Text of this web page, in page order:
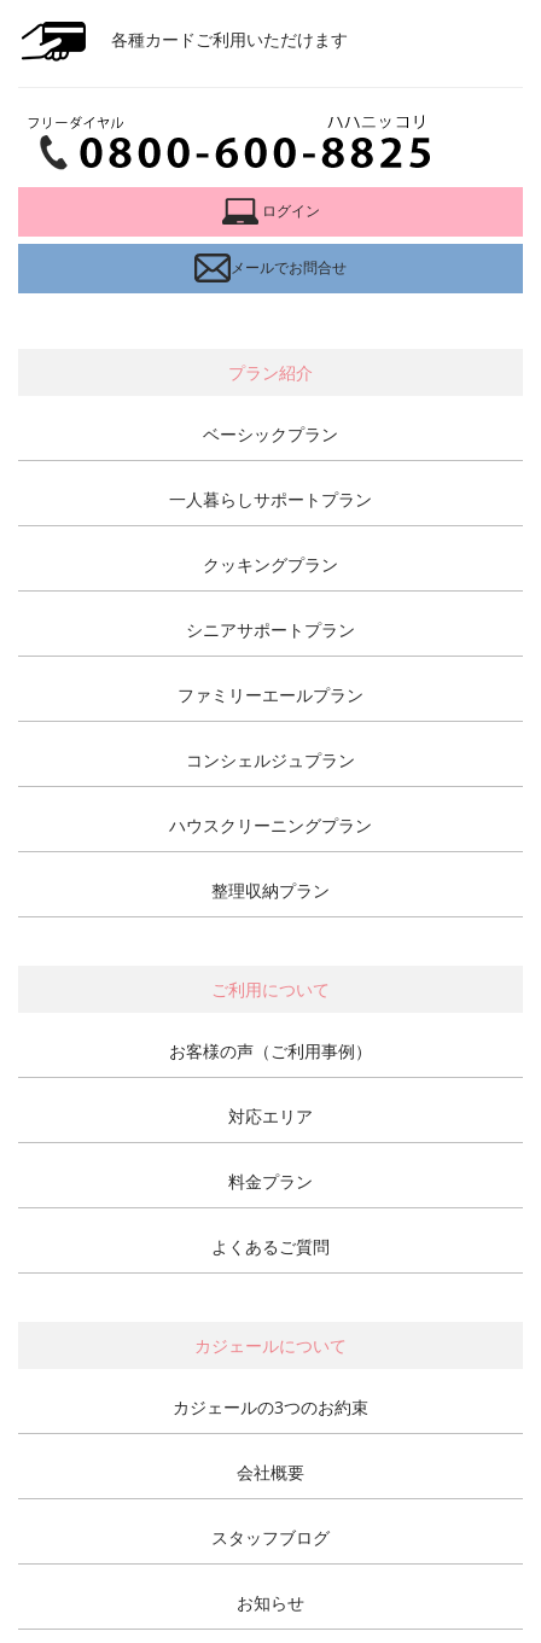
各種カードご利用いただけます
ログイン
メールでお問合せ
プラン紹介
ベーシックプラン
一人暮らしサポートプラン
クッキングプラン
シニアサポートプラン
ファミリーエールプラン
コンシェルジュプラン
ハウスクリーニングプラン
整理収納プラン
ご利用について
お客様の声（ご利用事例）
対応エリア
料金プラン
よくあるご質問
カジェールについて
カジェールの3つのお約束
会社概要
スタッフブログ
お知らせ